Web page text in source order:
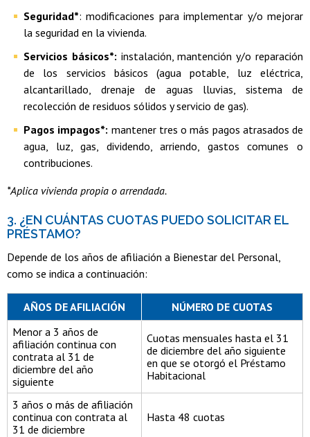
Seguridad*: modificaciones para implementar y/o mejorar
la seguridad en la vivienda.
Servicios básicos*: instalación, mantención y/o reparación
de los servicios básicos (agua potable, luz eléctrica,
alcantarillado, drenaje de aguas lluvias, sistema de
recolección de residuos sólidos y servicio de gas).
Pagos impagos*: mantener tres o más pagos atrasados de
agua, luz, gas, dividendo, arriendo, gastos comunes o
contribuciones.
*Aplica vivienda propia o arrendada.
3. ¿EN CUÁNTAS CUOTAS PUEDO SOLICITAR EL
PRÉSTAMO?
Depende de los años de afiliación a Bienestar del Personal,
como se indica a continuación:
AÑOS DE AFILIACIÓN
NÚMERO DE CUOTAS
Menor a 3 años de
afiliación continua con
contrata al 31 de
diciembre del año
siguiente
Cuotas mensuales hasta el 31
de diciembre del año siguiente
en que se otorgó el Préstamo
Habitacional
3 años o más de afiliación
continua con contrata al
31 de diciembre
Hasta 48 cuotas